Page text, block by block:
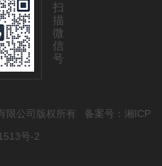
扫
描
微
信
号
限公司版权所有 备案号：湘ICP
号-2